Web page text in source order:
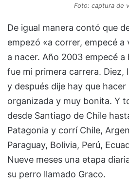
Foto: captura de
De igual manera contó que
empezó «a correr, empecé
a nacer. Año 2003 empecé a
fue mi primera carrera. Diez,
y después dije hay que hacer
organizada y muy bonita. Y
desde Santiago de Chile
Patagonia y corrí Chile,
Paraguay, Bolivia, Perú,
Nueve meses una etapa
su perro llamado Graco.